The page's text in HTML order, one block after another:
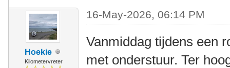
Hoekie
Kilometervreter
16-May-2026, 06:14 PM
Vanmiddag tijdens een
met onderstuur. Ter